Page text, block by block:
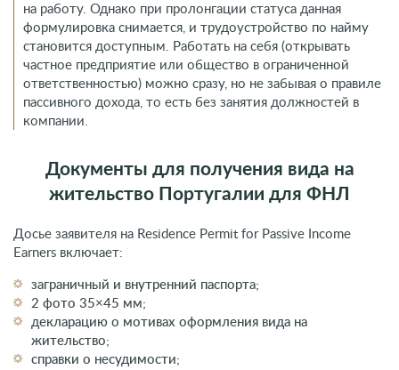
на работу. Однако при пролонгации статуса данная
формулировка снимается, и трудоустройство по найму
становится доступным. Работать на себя (открывать
частное предприятие или общество в ограниченной
ответственностью) можно сразу, но не забывая о правиле
пассивного дохода, то есть без занятия должностей в
компании.
Документы для получения вида на
жительство Португалии для ФНЛ
Досье заявителя на Residence Permit for Passive Income
Earners включает:
заграничный и внутренний паспорта;
2 фото 35×45 мм;
декларацию о мотивах оформления вида на
жительство;
справки о несудимости;